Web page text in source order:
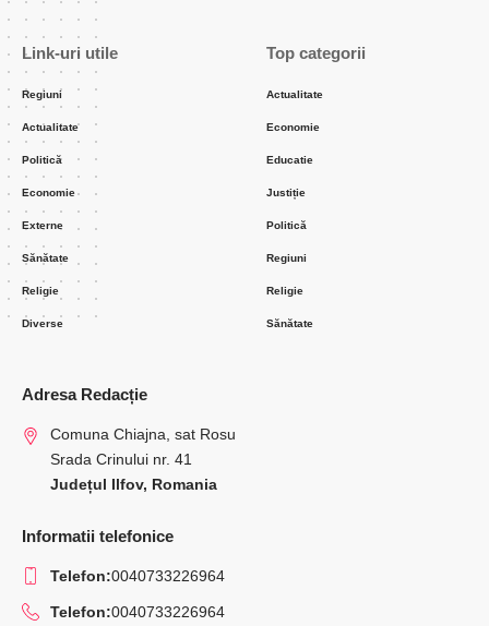
Link-uri utile
Regiuni
Actualitate
Politică
Economie
Externe
Sănătate
Religie
Diverse
Top categorii
Actualitate
Economie
Educatie
Justiție
Politică
Regiuni
Religie
Sănătate
Adresa Redacție
Comuna Chiajna, sat Rosu
Srada Crinului nr. 41
Județul Ilfov, Romania
Informatii telefonice
Telefon:0040733226964
Telefon:0040733226964